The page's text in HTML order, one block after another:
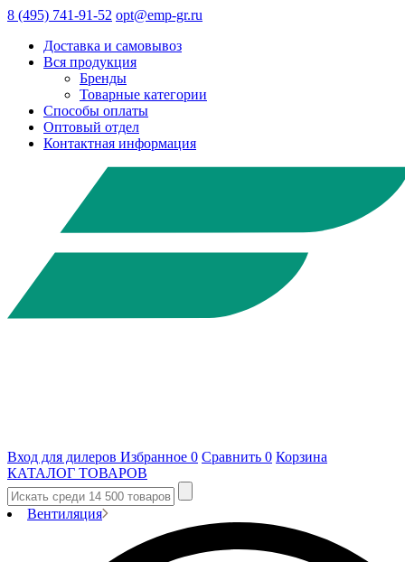
8 (495) 741-91-52 opt@emp-gr.ru
Доставка и самовывоз
Вся продукция
Бренды
Товарные категории
Способы оплаты
Оптовый отдел
Контактная информация
Вход для дилеров Избранное 0 Сравнить 0 Корзина
КАТАЛОГ ТОВАРОВ
Вентиляция